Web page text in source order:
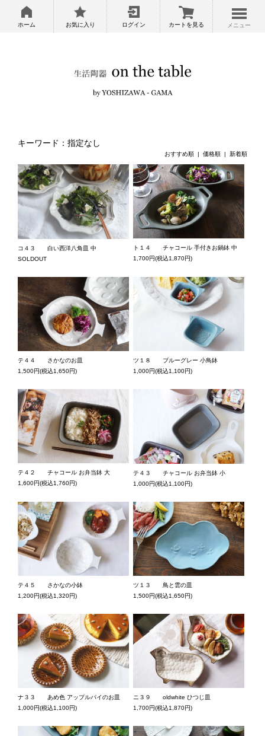
ホーム お気に入り ログイン カートを見る メニュー
キーワード：指定なし
おすすめ順 | 価格順 新着順
コ４３ 白い西洋八角皿 中
SOLDOUT
ト１４ チャコール 手付きお鍋鉢 中
1,700円(税込1,870円)
テ４４ さかなのお皿
1,500円(税込1,650円)
ツ１８ ブルーグレー 小鳥鉢
1,000円(税込1,100円)
テ４２ チャコール お弁当鉢 大
1,600円(税込1,760円)
テ４３ チャコール お弁当鉢 小
1,000円(税込1,100円)
テ４５ さかなの小鉢
1,200円(税込1,320円)
ツ１３ 鳥と雲の皿
1,500円(税込1,650円)
ナ３３ あめ色 アップルパイのお皿
1,000円(税込1,100円)
ニ３９ oldwhite ひつじ皿
1,700円(税込1,870円)